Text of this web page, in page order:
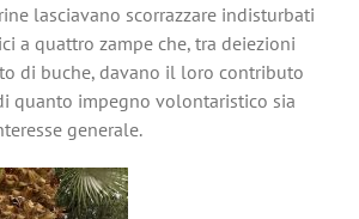
lasciavano scorrazzare indisturbati
a quattro zampe che, tra deiezioni
di buche, davano il loro contributo
quanto impegno volontaristico sia
generale.